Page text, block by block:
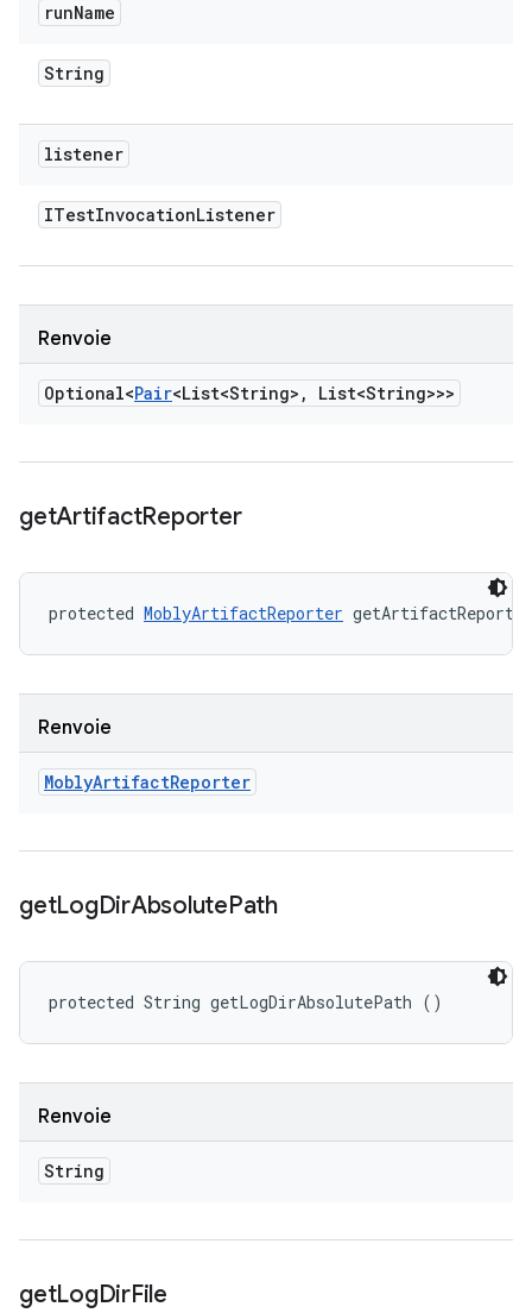
runName
String
listener
ITestInvocationListener
Renvoie
Optional<Pair<List<String> , List<String>>>
getArtifactReporter
protected MoblyArtifactReporter
Renvoie
MoblyArtifactReporter
getLogDirAbsolutePath
protected String getLogDirAbsolutePath ()
Renvoie
String
getLogDirFile